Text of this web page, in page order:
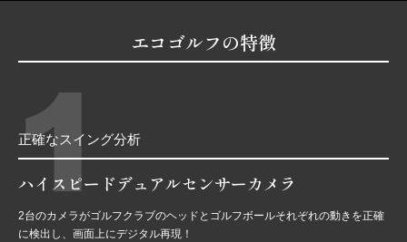
エコゴルフの特徴
1
正確なスイング分析
ハイスピードデュアルセンサーカメラ
2台のカメラがゴルフクラブのヘッドとゴルフボールそれぞれの動きを正確
に検出し、画面上にデジタル再現！